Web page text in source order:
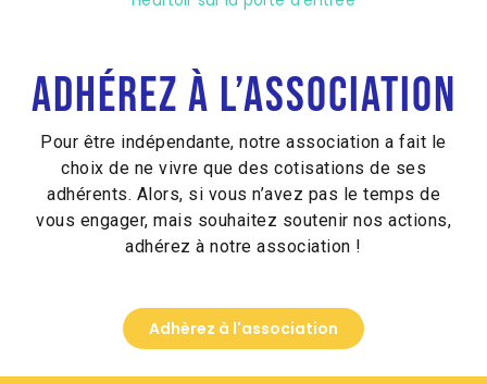
Adhérez à l’association
Pour être indépendante, notre association a fait le
choix de ne vivre que des cotisations de ses
adhérents. Alors, si vous n’avez pas le temps de
vous engager, mais souhaitez soutenir nos actions,
adhérez à notre association !
Adhèrez à l'association